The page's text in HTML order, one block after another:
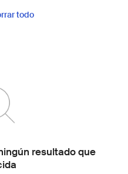
todo
resultado que